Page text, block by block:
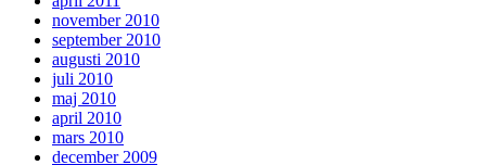
november 2010
september 2010
augusti 2010
juli 2010
maj 2010
april 2010
mars 2010
december 2009